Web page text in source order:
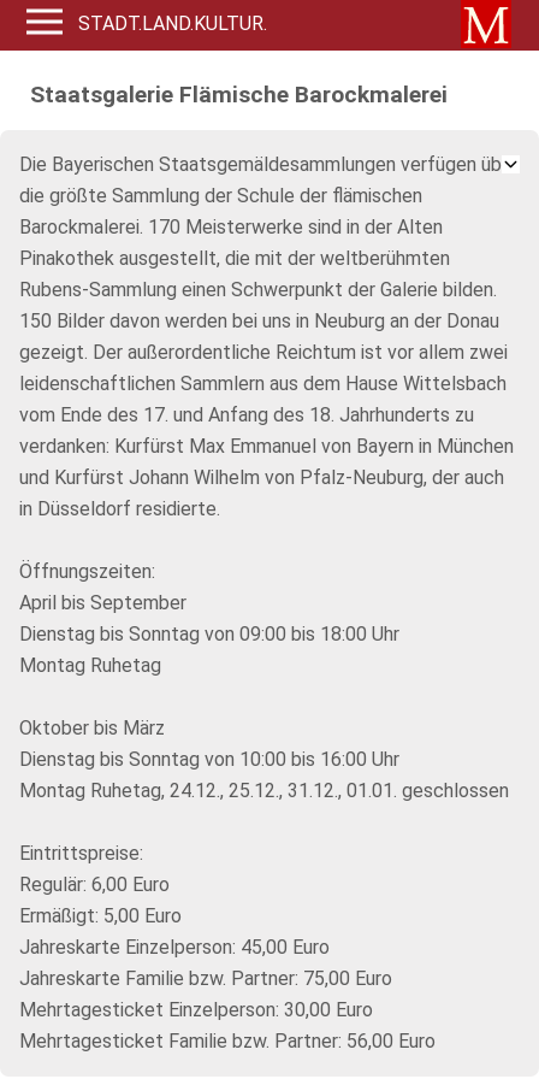
STADT.LAND.KULTUR.
Staatsgalerie Flämische Barockmalerei
Die Bayerischen Staatsgemäldesammlungen verfügen über
die größte Sammlung der Schule der flämischen
Barockmalerei. 170 Meisterwerke sind in der Alten
Pinakothek ausgestellt, die mit der weltberühmten
Rubens-Sammlung einen Schwerpunkt der Galerie bilden.
150 Bilder davon werden bei uns in Neuburg an der Donau
gezeigt. Der außerordentliche Reichtum ist vor allem zwei
leidenschaftlichen Sammlern aus dem Hause Wittelsbach
vom Ende des 17. und Anfang des 18. Jahrhunderts zu
verdanken: Kurfürst Max Emmanuel von Bayern in München
und Kurfürst Johann Wilhelm von Pfalz-Neuburg, der auch
in Düsseldorf residierte.
Öffnungszeiten:
April bis September
Dienstag bis Sonntag von 09:00 bis 18:00 Uhr
Montag Ruhetag
Oktober bis März
Dienstag bis Sonntag von 10:00 bis 16:00 Uhr
Montag Ruhetag, 24.12., 25.12., 31.12., 01.01. geschlossen
Eintrittspreise:
Regulär: 6,00 Euro
Ermäßigt: 5,00 Euro
Jahreskarte Einzelperson: 45,00 Euro
Jahreskarte Familie bzw. Partner: 75,00 Euro
Mehrtagesticket Einzelperson: 30,00 Euro
Mehrtagesticket Familie bzw. Partner: 56,00 Euro